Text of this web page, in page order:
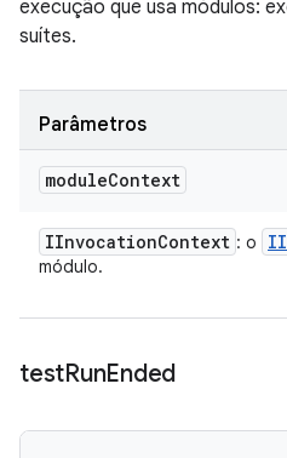
execução que usa módulos:
suítes.
Parâmetros
moduleContext
IInvocationContext : o
módulo.
testRunEnded